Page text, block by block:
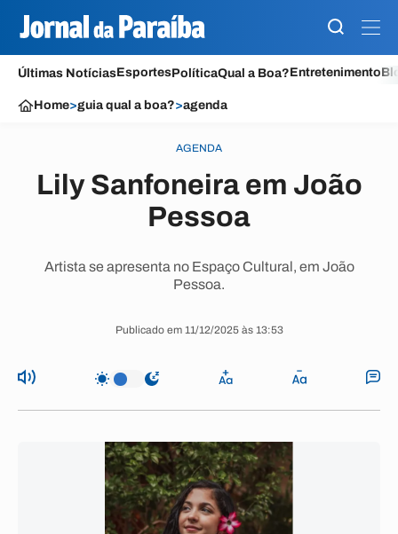
Últimas NotíciasEsportesPolíticaQual a Boa?Entretenimento
Home>guia qual a boa?>agenda
AGENDA
Lily Sanfoneira em João
Pessoa
Artista se apresenta no Espaço Cultural, em João
Pessoa.
Publicado em 11/12/2025 às 13:53